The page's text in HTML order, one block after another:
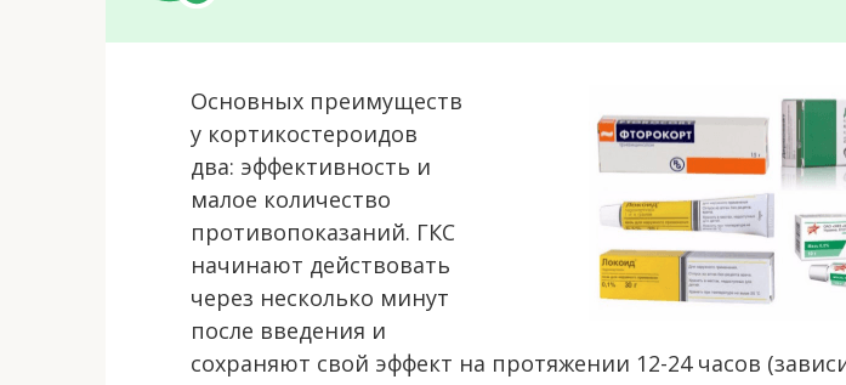
Основных преимуществ
у кортикостероидов
два: эффективность и
малое количество
противопоказаний. ГКС
начинают действовать
через несколько минут
после введения и
сохраняют свой эффект на протяжении 12-24 часов